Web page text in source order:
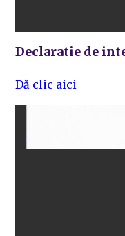
Declaratie de
Dă clic aici